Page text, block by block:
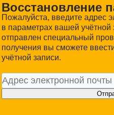
Восстановление
Пожалуйста, введите адрес
в параметрах вашей учётной
отправлен специальный
получения вы сможете
учётной записи.